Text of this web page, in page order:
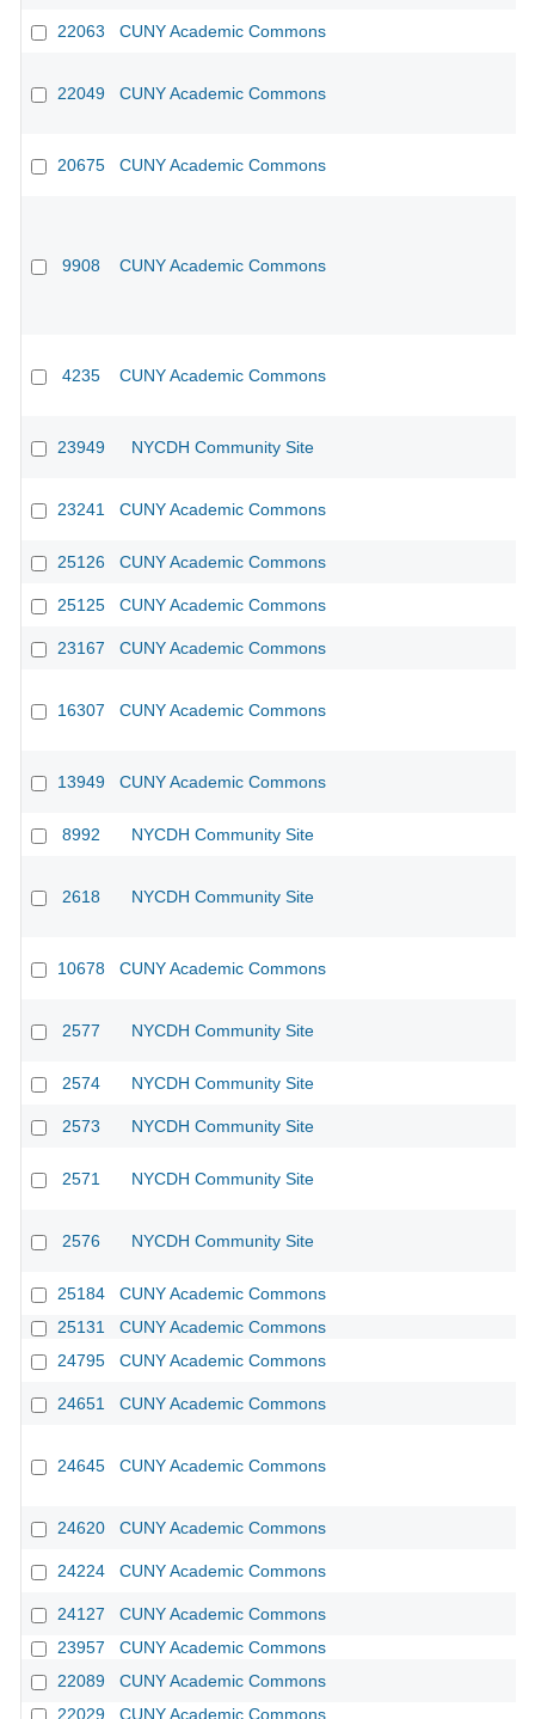
22063 CUNY Academic Commons
22049 CUNY Academic Commons
20675 CUNY Academic Commons
9908 CUNY Academic Commons
4235 CUNY Academic Commons
23949 NYCDH Community Site
23241 CUNY Academic Commons
25126 CUNY Academic Commons
25125 CUNY Academic Commons
23167 CUNY Academic Commons
16307 CUNY Academic Commons
13949 CUNY Academic Commons
8992 NYCDH Community Site
2618 NYCDH Community Site
10678 CUNY Academic Commons
2577 NYCDH Community Site
2574 NYCDH Community Site
2573 NYCDH Community Site
2571 NYCDH Community Site
2576 NYCDH Community Site
25184
CUNY Academic Commons
25131
CUNY Academic Commons
24795
CUNY Academic Commons
24651 CUNY Academic Commons
24645 CUNY Academic Commons
24620 CUNY Academic Commons
24224 CUNY Academic Commons
24127 CUNY Academic Commons
23957
CUNY Academic Commons
22089
CUNY Academic Commons
22029
CUNY Academic Commons